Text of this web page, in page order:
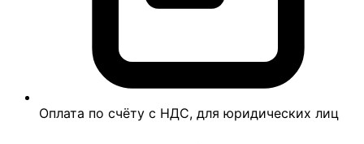
Оплата по счёту с НДС, для юридических лиц